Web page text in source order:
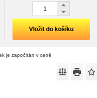
Vložit do košíku
je započítán v ceně